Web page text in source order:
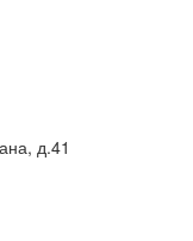
д.41